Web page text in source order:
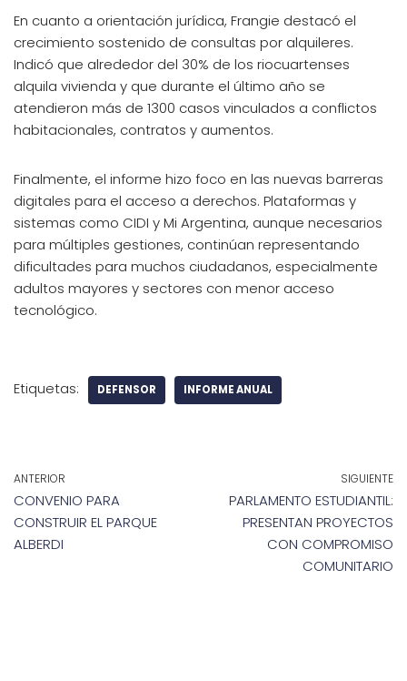
En cuanto a orientación jurídica, Frangie destacó el
crecimiento sostenido de consultas por alquileres.
Indicó que alrededor del 30% de los riocuartenses
alquila vivienda y que durante el último año se
atendieron más de 1300 casos vinculados a conflictos
habitacionales, contratos y aumentos.
Finalmente, el informe hizo foco en las nuevas barreras
digitales para el acceso a derechos. Plataformas y
sistemas como CIDI y Mi Argentina, aunque necesarios
para múltiples gestiones, continúan representando
dificultades para muchos ciudadanos, especialmente
adultos mayores y sectores con menor acceso
tecnológico.
Etiquetas: DEFENSOR INFORME ANUAL
ANTERIOR
CONVENIO PARA
CONSTRUIR EL PARQUE
ALBERDI
SIGUIENTE
PARLAMENTO ESTUDIANTIL:
PRESENTAN PROYECTOS
CON COMPROMISO
COMUNITARIO